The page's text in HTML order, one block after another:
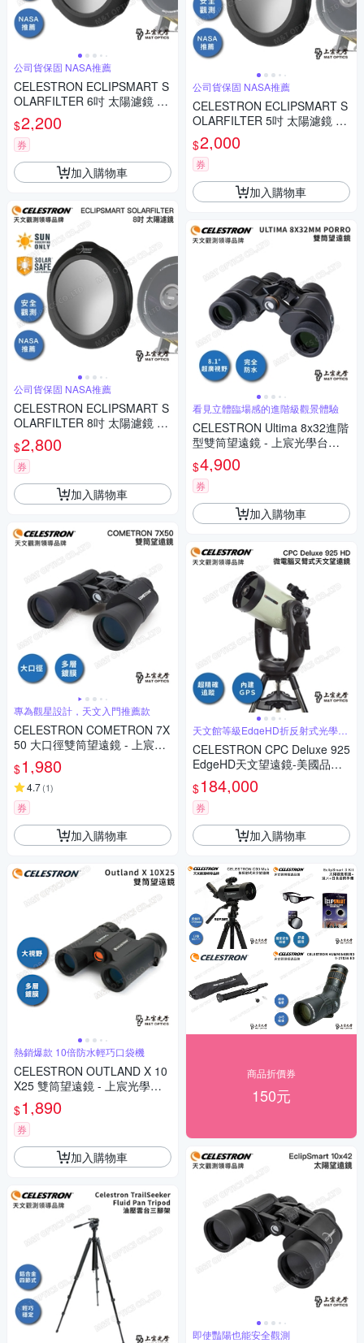
公司貨保固 NASA推薦
CELESTRON ECLIPSMART S
OLARFILTER 6吋 太陽濾鏡 -
上宸光學台灣總代理
$2,200
券
加入購物車
公司貨保固 NASA推薦
CELESTRON ECLIPSMART S
OLARFILTER 8吋 太陽濾鏡 -
上宸光學台灣總代理
$2,800
券
加入購物車
專為觀星設計，天文入門推薦款
CELESTRON COMETRON 7X
50 大口徑雙筒望遠鏡 - 上宸光
學台灣總代理
$1,980
4.7(1)
券
加入購物車
熱銷爆款 10倍防水輕巧口袋機
CELESTRON OUTLAND X 10
X25 雙筒望遠鏡 - 上宸光學台
灣總代理
$1,890
券
加入購物車
公司貨保固 NASA推薦
CELESTRON ECLIPSMART S
OLARFILTER 5吋 太陽濾鏡 -
上宸光學台灣總代理
$2,000
券
加入購物車
看見立體臨場感的進階級觀景體驗
CELESTRON Ultima 8x32進階
型雙筒望遠鏡 - 上宸光學台灣
總代理
$4,900
券
加入購物車
天文館等級EdgeHD折反射式光學系
統
CELESTRON CPC Deluxe 925
EdgeHD天文望遠鏡-美國品牌
上宸光學台灣總代理
$184,000
券
加入購物車
商品折價券
150元
即使豔陽也能安全觀測